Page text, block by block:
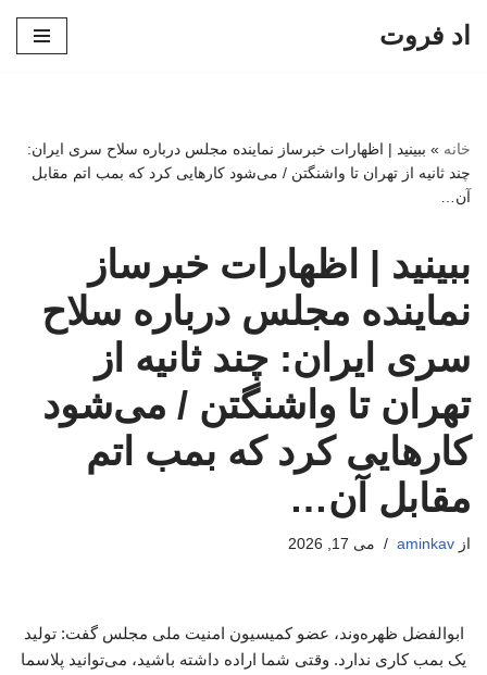
اد فروت
خانه » ببینید | اظهارات خبرساز نماینده مجلس درباره سلاح سری ایران:
چند ثانیه از تهران تا واشنگتن / می‌شود کارهایی کرد که بمب اتم مقابل
آن…
ببینید | اظهارات خبرساز
نماینده مجلس درباره سلاح
سری ایران: چند ثانیه از
تهران تا واشنگتن / می‌شود
کارهایی کرد که بمب اتم
مقابل آن…
از aminkav می 17, 2026
ابوالفضل ظهره‌وند، عضو کمیسیون امنیت ملی مجلس گفت: تولید
یک بمب کاری ندارد. وقتی شما اراده داشته باشید، می‌توانید پلاسما